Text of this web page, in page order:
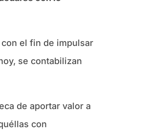
el fin de impulsar
se contabilizan
de aportar valor a
con